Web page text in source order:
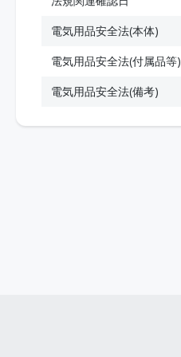
電気用品安全法(本体)
電気用品安全法(付属品等)
電気用品安全法(備考)